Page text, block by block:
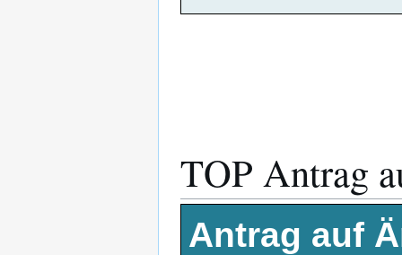
TOP Antrag
Antrag auf